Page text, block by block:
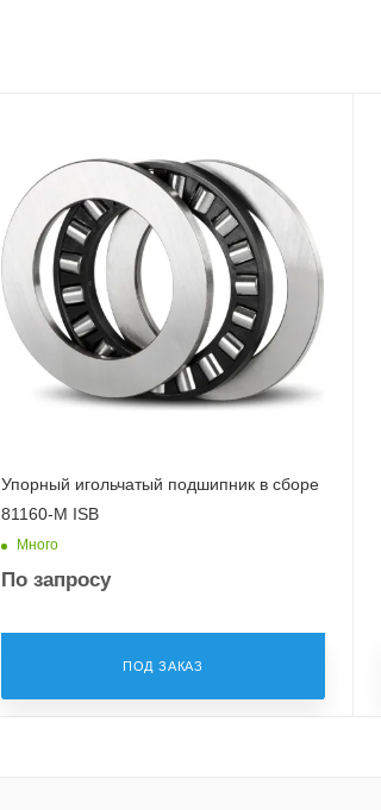
Упорный игольчатый подшипник в сборе
81160-M ISB
Много
По запросу
ПОД ЗАКАЗ